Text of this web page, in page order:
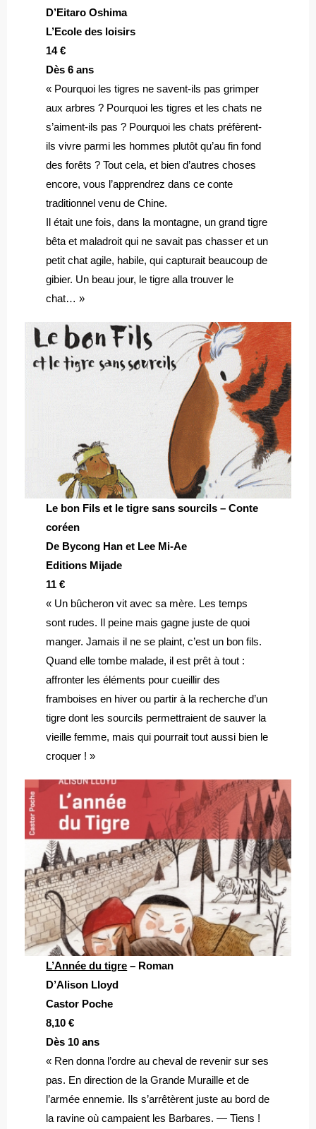
D’Eitaro Oshima
L’Ecole des loisirs
14 €
Dès 6 ans
« Pourquoi les tigres ne savent-ils pas grimper
aux arbres ? Pourquoi les tigres et les chats ne
s’aiment-ils pas ? Pourquoi les chats préfèrent-
ils vivre parmi les hommes plutôt qu’au fin fond
des forêts ? Tout cela, et bien d’autres choses
encore, vous l’apprendrez dans ce conte
traditionnel venu de Chine.
Il était une fois, dans la montagne, un grand tigre
bêta et maladroit qui ne savait pas chasser et un
petit chat agile, habile, qui capturait beaucoup de
gibier. Un beau jour, le tigre alla trouver le
chat… »
Le bon Fils et le tigre sans sourcils – Conte
coréen
De Bycong Han et Lee Mi-Ae
Editions Mijade
11 €
« Un bûcheron vit avec sa mère. Les temps
sont rudes. Il peine mais gagne juste de quoi
manger. Jamais il ne se plaint, c’est un bon fils.
Quand elle tombe malade, il est prêt à tout :
affronter les éléments pour cueillir des
framboises en hiver ou partir à la recherche d’un
tigre dont les sourcils permettraient de sauver la
vieille femme, mais qui pourrait tout aussi bien le
croquer ! »
L’Année du tigre – Roman
D’Alison Lloyd
Castor Poche
8,10 €
Dès 10 ans
« Ren donna l’ordre au cheval de revenir sur ses
pas. En direction de la Grande Muraille et de
l’armée ennemie. Ils s’arrêtèrent juste au bord de
la ravine où campaient les Barbares. — Tiens !